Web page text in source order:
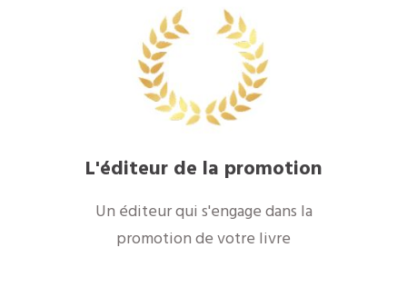
L'éditeur de la promotion
Un éditeur qui s'engage dans la
promotion de votre livre